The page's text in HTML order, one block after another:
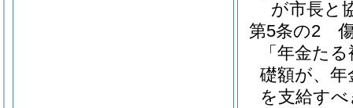
が市長と
第5条の2
「年金た
礎額が、
を支給す